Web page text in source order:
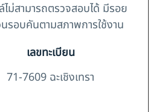
ไม่สามารถตรวจสอบได้ มีรอย
รอบคันตามสภาพการใช้งาน
เลขทะเบียน
71-7609 ฉะเชิงเทรา